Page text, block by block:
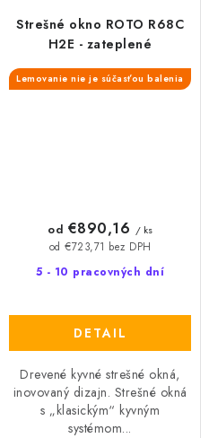
Strešné okno ROTO R68C
H2E - zateplené
Lemovanie nie je súčasťou balenia
5 - 10 pracovných dní
od €723,71 bez DPH
od €890,16 / ks
DETAIL
Drevené kyvné strešné okná,
inovovaný dizajn. Strešné okná
s „klasickým“ kyvným
systémom...